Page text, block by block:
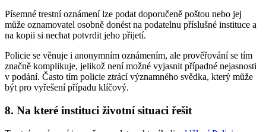
Písemné trestní oznámení lze podat doporučeně poštou nebo jej
může oznamovatel osobně donést na podatelnu příslušné instituce a
na kopii si nechat potvrdit jeho přijetí.
Policie se věnuje i anonymním oznámením, ale prověřování se tím
značně komplikuje, jelikož není možné vyjasnit případné nejasnosti
v podání. Často tím policie ztrácí významného svědka, který může
být pro vyřešení případu klíčový.
8. Na které instituci životní situaci řešit